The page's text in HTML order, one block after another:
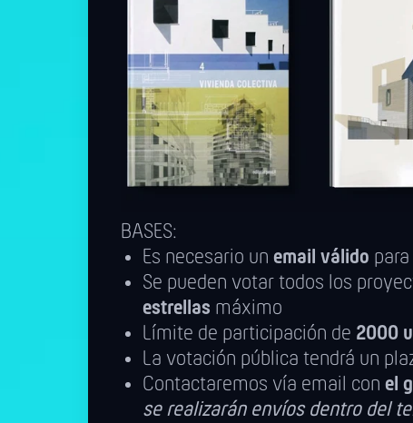
BASES:
Es necesario un email válido
Se pueden votar todos los
estrellas máximo
Límite de participación de 2000
La votación pública tendrá un
Contactaremos vía email con el
se realizarán envíos dentro del